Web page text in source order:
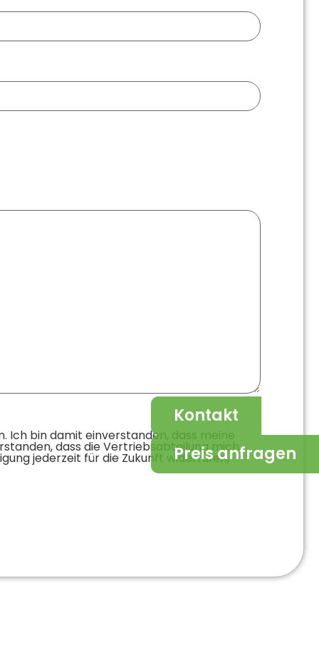
Kontakt
Preis anfragen
Ich bin damit einverstanden, dass meine
dass die Vertriebsabteilung mich
jederzeit für die Zukunft widerrufen,